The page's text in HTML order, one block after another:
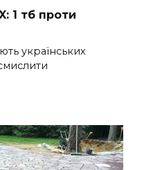
1 тб проти
українських